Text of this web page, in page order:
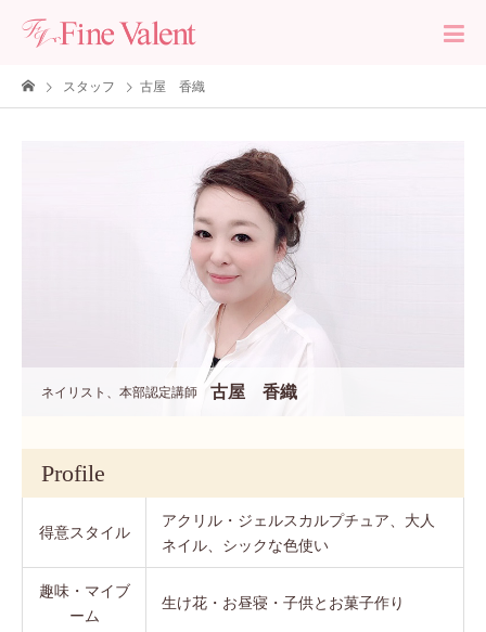
スタッフ 古屋 香織
ネイリスト、本部認定講師 古屋 香織
Profile
得意スタイル
アクリル・ジェルスカルプチュア、大人
ネイル、シックな色使い
趣味・マイブ
ーム
生け花・お昼寝・子供とお菓子作り